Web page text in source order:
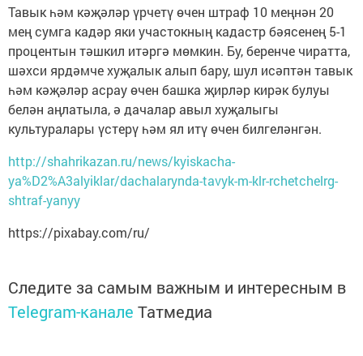
Тавык һәм кәҗәләр үрчетү өчен штраф 10 меңнән 20
мең сумга кадәр яки участокның кадастр бәясенең 5-1
процентын тәшкил итәргә мөмкин. Бу, беренче чиратта,
шәхси ярдәмче хуҗалык алып бару, шул исәптән тавык
һәм кәҗәләр асрау өчен башка җирләр кирәк булуы
белән аңлатыла, ә дачалар авыл хуҗалыгы
культуралары үстерү һәм ял итү өчен билгеләнгән.
http://shahrikazan.ru/news/kyiskacha-
ya%D2%A3alyiklar/dachalarynda-tavyk-m-klr-rchetchelrg-
shtraf-yanyy
https://pixabay.com/ru/
Следите за самым важным и интересным в
Telegram-канале Татмедиа